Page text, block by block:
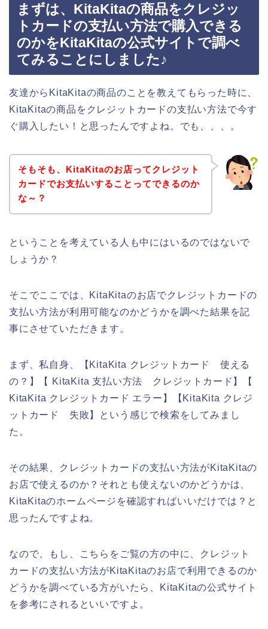
まずは、KitaKitaの商品をクレジッ
トカードの支払い方法で購入できる
のかをKitaKitaの公式サイトで調べ
てみることにしました♪
友達からKitaKitaの商品のことを教えてもらった時に、
KitaKitaの商品をクレジットカードの支払い方法で今す
ぐ購入したい！と思ったんですよね。でも、、、。
そもそも、KitaKitaのお店ってクレジット
カードでお支払いすることってできるのか
な～？
ということを考えている人も中にはいるのではないで
しょうか？
そこでここでは、KitaKitaのお店でクレジットカードの
支払い方法が利用可能なのかどうかを調べた結果を記
事にさせていただきます。
まず、私自身、【KitaKita クレジットカード 使える
の？】【 KitaKita 支払い方法 クレジットカード】【
KitaKita クレジットカード エラー】【KitaKita クレジ
ットカード 失敗】という感じで検索をしてみまし
た。
その結果、クレジットカードの支払い方法がKitaKitaの
お店で使えるのか？それとも使えないのかどうかは、
KitaKitaのホームページを確認すればいいだけでは？と
思ったんですよね。
なので、もし、こちらをご覧の方の中に、クレジット
カードの支払い方法がKitaKitaのお店で利用できるのか
どうかを調べている方がいたら、KitaKitaの公式サイト
を参考にされるといいですよ。